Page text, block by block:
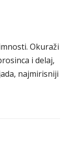
Okuraži
i delaj,
najmirisniji